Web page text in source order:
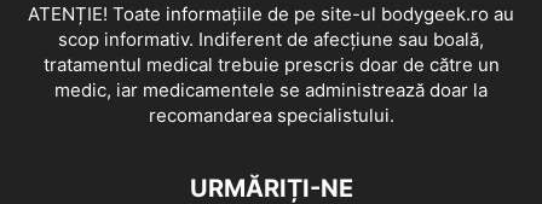
ATENȚIE! Toate informațiile de pe site-ul bodygeek.ro au
scop informativ. Indiferent de afecțiune sau boală,
tratamentul medical trebuie prescris doar de către un
medic, iar medicamentele se administrează doar la
recomandarea specialistului.
URMĂRIȚI-NE